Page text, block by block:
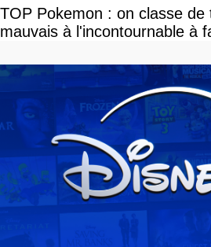
TOP Pokemon : on classe de
mauvais à l'incontournable à